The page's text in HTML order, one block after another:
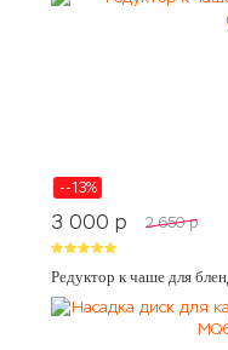
--13%
3 000 p 2 650 p
Редуктор к чаше для